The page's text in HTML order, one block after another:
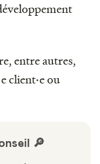
entre autres,
client·e ou
🔎